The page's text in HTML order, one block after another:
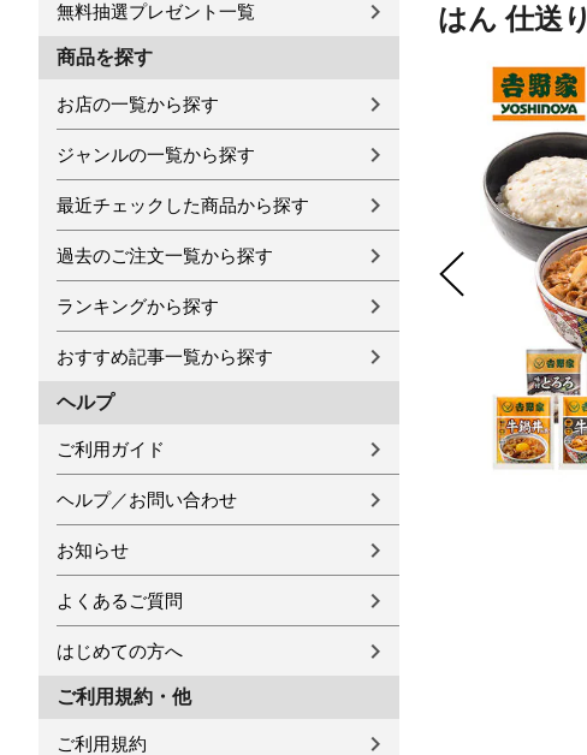
無料抽選プレゼント一覧
商品を探す
お店の一覧から探す
ジャンルの一覧から探す
最近チェックした商品から探す
過去のご注文一覧から探す
ランキングから探す
おすすめ記事一覧から探す
ヘルプ
ご利用ガイド
ヘルプ／お問い合わせ
お知らせ
よくあるご質問
はじめての方へ
ご利用規約・他
ご利用規約
はん 仕送り